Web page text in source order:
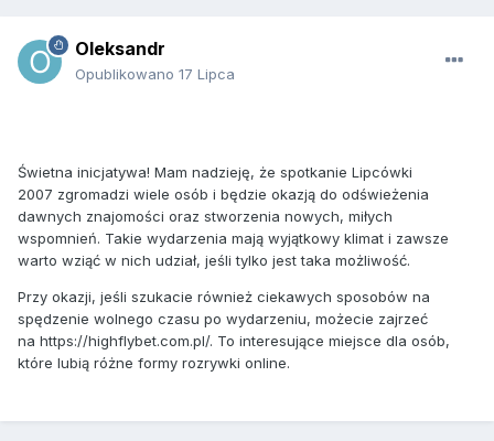
Oleksandr
Opublikowano 17 Lipca
Świetna inicjatywa! Mam nadzieję, że spotkanie Lipcówki
2007 zgromadzi wiele osób i będzie okazją do odświeżenia
dawnych znajomości oraz stworzenia nowych, miłych
wspomnień. Takie wydarzenia mają wyjątkowy klimat i zawsze
warto wziąć w nich udział, jeśli tylko jest taka możliwość.
Przy okazji, jeśli szukacie również ciekawych sposobów na
spędzenie wolnego czasu po wydarzeniu, możecie zajrzeć
na https://highflybet.com.pl/. To interesujące miejsce dla osób,
które lubią różne formy rozrywki online.